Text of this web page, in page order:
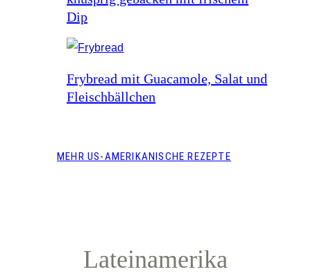
Dip
Frybread mit Guacamole, Salat und
Fleischbällchen
MEHR US-AMERIKANISCHE REZEPTE
Lateinamerika